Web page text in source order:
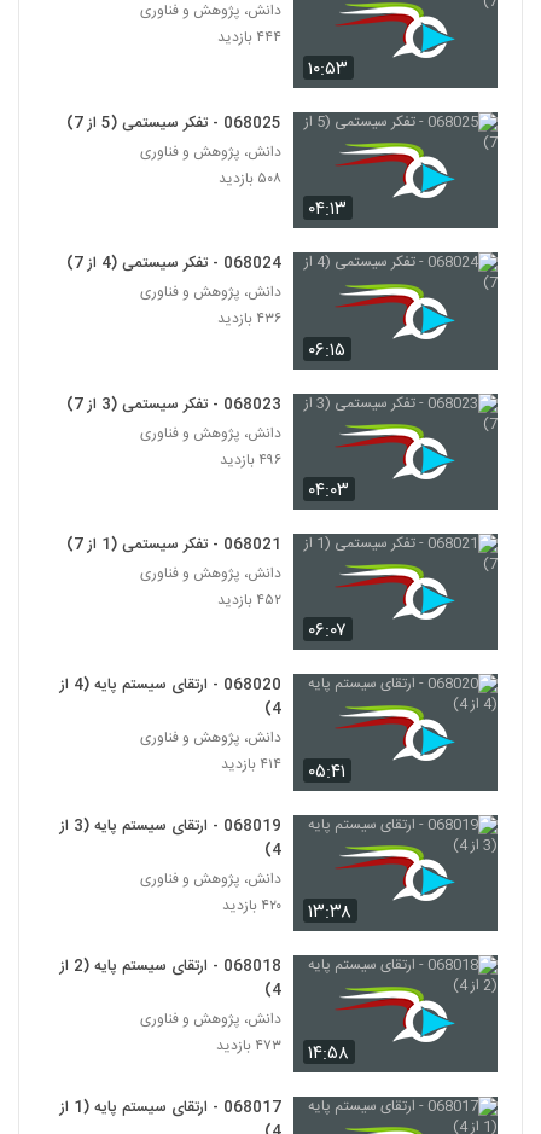
Thinking)
103
Thinking)
Thinking)
028105 - تفکر انتقادی (Critical
Thinking)
106
Thinking)
107
Thinking)
028108 - تفکر انتقادی (Critical
Thinking)
۴۹۶ بازدید
109
028109 - تفکر انتقادی (Critical
Thinking)
Thinking)
Thinking)
۴۴۸ بازدید
112
028122 - نظریه شبکه (Network Theory)
028123 - نظریه شبکه (Network Theory)
۶۱۴ بازدید
۱۰:۵۳
دانش، پژوهش و فناوری
۴۴۴ بازدید
۰۴:۱۳
068025 - تفکر سیستمی (5 از 7)
دانش، پژوهش و فناوری
۵۰۸ بازدید
۰۶:۱۵
068024 - تفکر سیستمی (4 از 7)
دانش، پژوهش و فناوری
۴۳۶ بازدید
۰۴:۰۳
068023 - تفکر سیستمی (3 از 7)
دانش، پژوهش و فناوری
۴۹۶ بازدید
۰۶:۰۷
068021 - تفکر سیستمی (1 از 7)
دانش، پژوهش و فناوری
۴۵۲ بازدید
۰۵:۴۱
068020 - ارتقای سیستم پایه (4 از
4)
دانش، پژوهش و فناوری
۴۱۴ بازدید
۱۳:۳۸
068019 - ارتقای سیستم پایه (3 از
4)
دانش، پژوهش و فناوری
۴۲۰ بازدید
۱۴:۵۸
068018 - ارتقای سیستم پایه (2 از
4)
دانش، پژوهش و فناوری
۴۷۳ بازدید
068017 - ارتقای سیستم پایه (1 از